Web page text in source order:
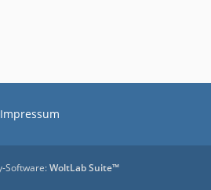
Impressum
Software:WoltLab Suite™